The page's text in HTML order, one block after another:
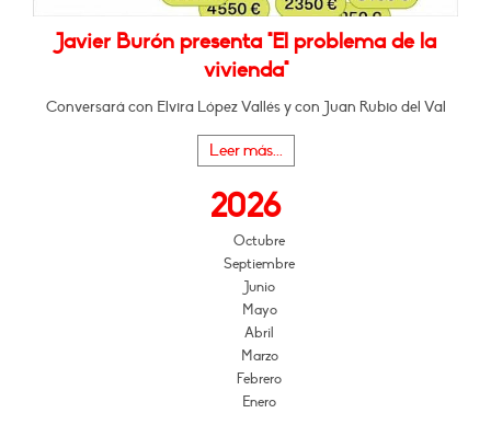
Javier Burón presenta "El problema de la
vivienda"
Conversará con Elvira López Vallés y con Juan Rubio del Val
Leer más...
2026
Octubre
Septiembre
Junio
Mayo
Abril
Marzo
Febrero
Enero